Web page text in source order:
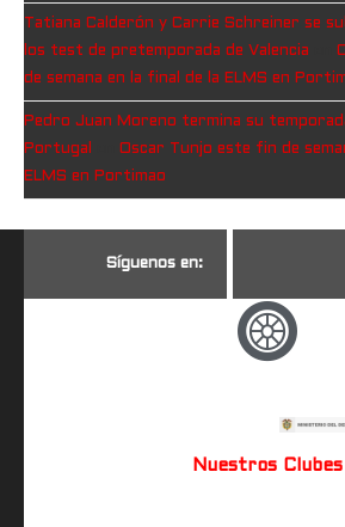
Tatiana Calderón y Carrie Schreiner se
los test de pretemporada de Valencia
de semana en la final de la ELMS en
Pedro Juan Moreno termina su
Portugal
Oscar Tunjo este fin de
ELMS en Portimao
S íguenos en:
Nuestros Clubes